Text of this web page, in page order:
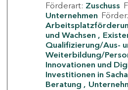
Förderart: Zuschuss
Unternehmen
und Wachsen
Qualifizierung/Aus-
Weiterbildung/
Innovationen und
Investitionen in
Beratung